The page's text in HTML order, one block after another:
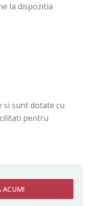
la dispozitia
si sunt dotate cu
pentru
ACUM!